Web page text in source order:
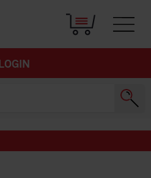
LOGIN